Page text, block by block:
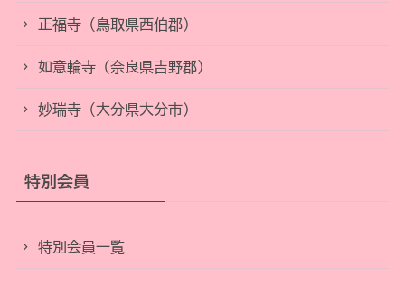
正福寺（鳥取県西伯郡）
如意輪寺（奈良県吉野郡）
妙瑞寺（大分県大分市）
特別会員
特別会員一覧